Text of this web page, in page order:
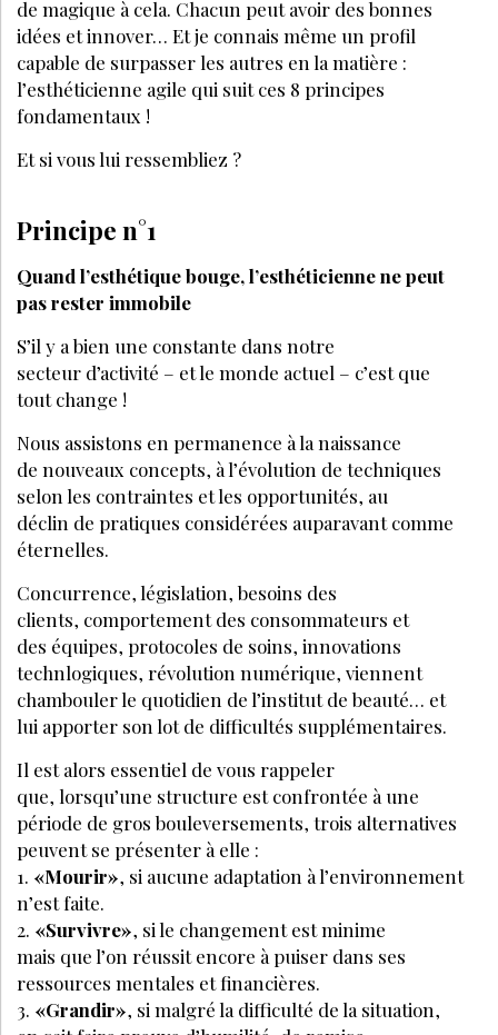
de magique à cela. Chacun peut avoir des bonnes
idées et innover… Et je connais même un profil
capable de surpasser les autres en la matière :
l’esthéticienne agile qui suit ces 8 principes
fondamentaux !
Et si vous lui ressembliez ?
Principe n°1
pas rester immobile
S’il y a bien une constante dans notre
tout change !
Nous assistons en permanence à la naissance
de nouveaux concepts, à l’évolution de techniques
selon les contraintes et les opportunités, au
éternelles.
Concurrence, législation, besoins de
LA SUITE EST RÉSERVÉE
AUX ABONNÉS
Déjà abonné ?Se connecter
Accédez à tous nos articles et dossiers en
illimité
Soyez informé en avant-première des actualités
Bénéficiez de tarifs préférentiels sur nos
produits et évènements